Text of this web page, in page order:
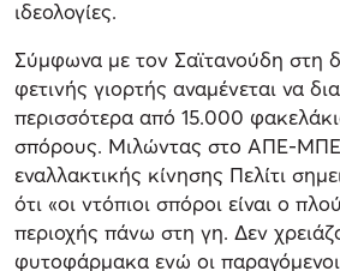
ιδεολογίες.
Σύμφωνα με τον Σαϊτανούδη στη
φετινής γιορτής αναμένεται να
περισσότερα από 15.000
σπόρους. Μιλώντας στο ΑΠΕ-ΜΠΕ
εναλλακτικής κίνησης Πελίτι
ότι «οι ντόπιοι σπόροι είναι ο
περιοχής πάνω στη γη. Δεν
φυτοφάρμακα ενώ οι παραγόμενοι